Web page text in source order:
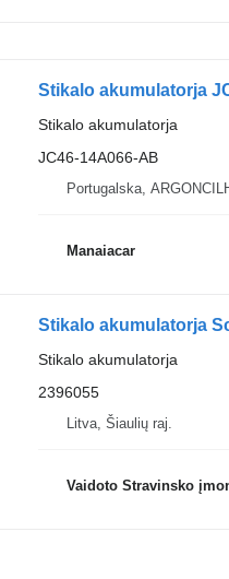
Stikalo akumulatorja
Stikalo akumulatorja
JC46-14A066-AB
Portugalska,
Manaiacar
Stikalo akumulatorja
Stikalo akumulatorja
2396055
Litva, Šiaulių raj.
Vaidoto Stravinsko